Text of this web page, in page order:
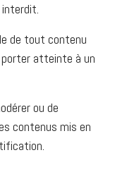
de tout contenu
porter atteinte à un
ou de
contenus mis en